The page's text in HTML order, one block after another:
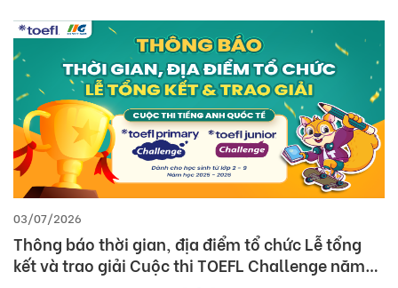
03/07/2026
Thông báo thời gian, địa điểm tổ chức Lễ tổng
kết và trao giải Cuộc thi TOEFL Challenge năm